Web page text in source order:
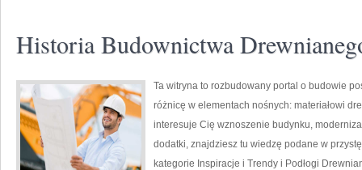
Historia Budownictwa
Ta witryna to rozbudowany portal o budowie
różnicę w elementach nośnych: materiałowi
interesuje Cię wznoszenie budynku,
dodatki, znajdziesz tu wiedzę podane w
kategorie Inspiracje i Trendy i Podłogi